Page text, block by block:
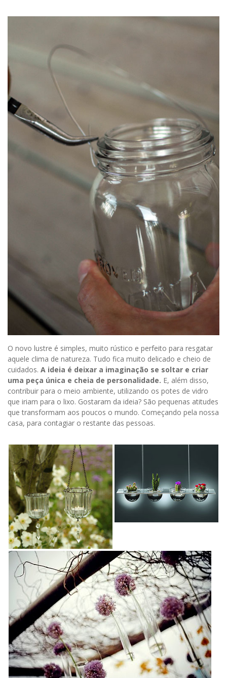
O novo lustre é simples, muito rústico e perfeito para resgatar
aquele clima de natureza. Tudo fica muito delicado e cheio de
cuidados. A ideia é deixar a imaginação se soltar e criar
uma peça única e cheia de personalidade. E, além disso,
contribuir para o meio ambiente, utilizando os potes de vidro
que iriam para o lixo. Gostaram da ideia? São pequenas atitudes
que transformam aos poucos o mundo. Começando pela nossa
casa, para contagiar o restante das pessoas.